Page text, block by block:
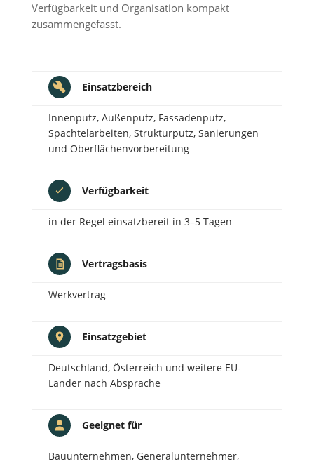
Verfügbarkeit und Organisation kompakt
zusammengefasst.
Einsatzbereich
Innenputz, Außenputz, Fassadenputz,
Spachtelarbeiten, Strukturputz, Sanierungen
und Oberflächenvorbereitung
Verfügbarkeit
in der Regel einsatzbereit in 3–5 Tagen
Vertragsbasis
Werkvertrag
Einsatzgebiet
Deutschland, Österreich und weitere EU-
Länder nach Absprache
Geeignet für
Bauunternehmen, Generalunternehmer,